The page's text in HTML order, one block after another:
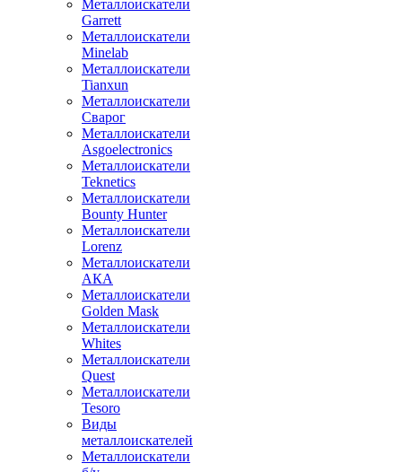
Металлоискатели
Garrett
Металлоискатели
Minelab
Металлоискатели
Tianxun
Металлоискатели
Сварог
Металлоискатели
Asgoelectronics
Металлоискатели
Teknetics
Металлоискатели
Bounty Hunter
Металлоискатели
Lorenz
Металлоискатели
АКА
Металлоискатели
Golden Mask
Металлоискатели
Whites
Металлоискатели
Quest
Металлоискатели
Tesoro
Виды
металлоискателей
Металлоискатели